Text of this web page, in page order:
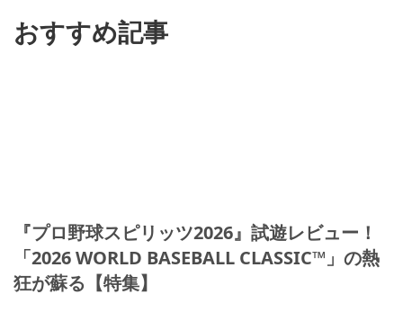
おすすめ記事
『プロ野球スピリッツ2026』試遊レビュー！
「2026 WORLD BASEBALL CLASSIC™」の熱
狂が蘇る【特集】